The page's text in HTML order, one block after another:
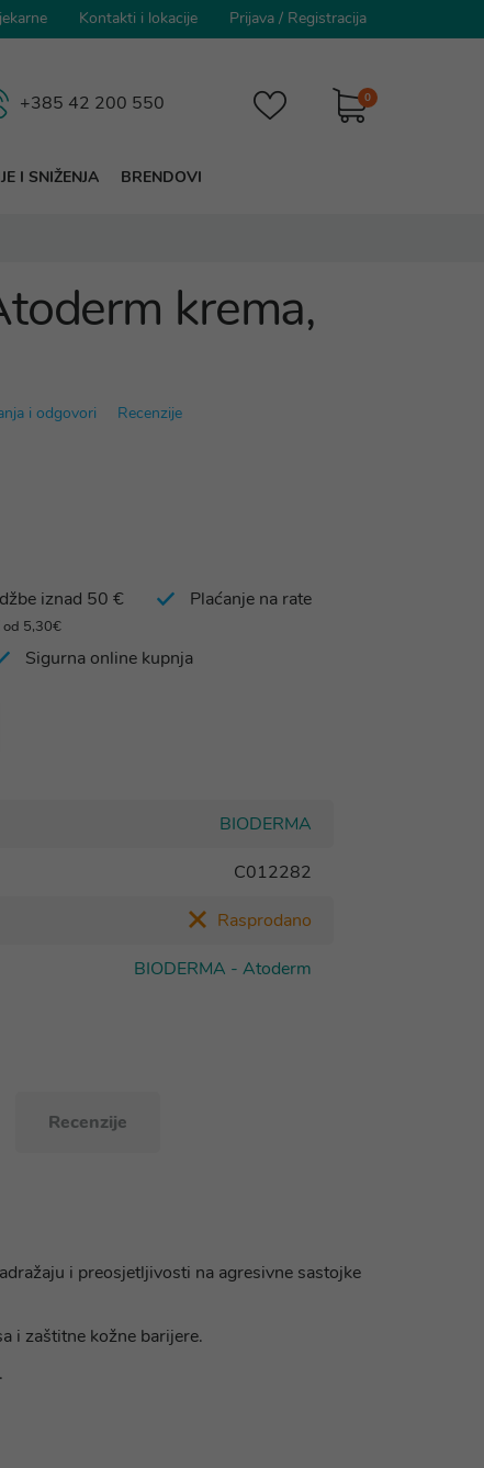
Kontakti i lokacije Prijava / Registracija
0
+385 42 200 550
I SNIŽENJA BRENDOVI
krema,
i odgovori Recenzije
iznad 50 €
od 5,30€
Plaćanje na rate
Sigurna online kupnja
BIODERMA
C012282
Rasprodano
BIODERMA - Atoderm
Recenzije
i preosjetljivosti na agresivne sastojke
i zaštitne kožne barijere.